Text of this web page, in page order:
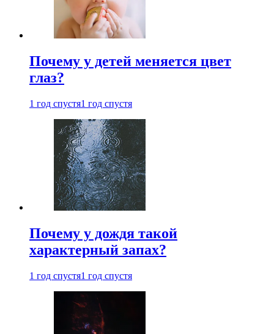
Почему у детей меняется цвет
глаз?
1 год спустя1 год спустя
Почему у дождя такой
характерный запах?
1 год спустя1 год спустя